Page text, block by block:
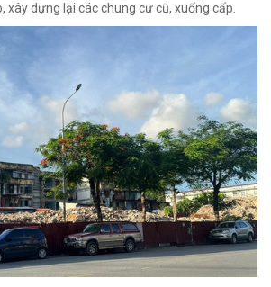
xây dựng lại các chung cư cũ, xuống cấp.